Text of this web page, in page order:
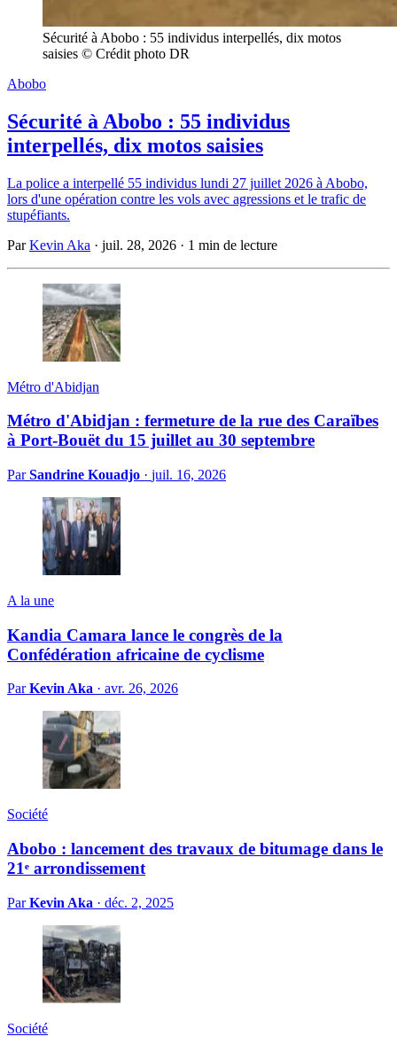
Sécurité à Abobo : 55 individus interpellés, dix motos
saisies © Crédit photo DR
Abobo
Sécurité à Abobo : 55 individus
interpellés, dix motos saisies
La police a interpellé 55 individus lundi 27 juillet 2026 à Abobo,
lors d'une opération contre les vols avec agressions et le trafic de
stupéfiants.
ParKevin Aka · juil. 28, 2026 · 1 min de lecture
Métro d'Abidjan
Métro d'Abidjan : fermeture de la rue des Caraïbes
à Port-Bouët du 15 juillet au 30 septembre
ParSandrine Kouadjo · juil. 16, 2026
A la une
Kandia Camara lance le congrès de la
Confédération africaine de cyclisme
ParKevin Aka · avr. 26, 2026
Société
Abobo : lancement des travaux de bitumage dans le
21ᵉ arrondissement
ParKevin Aka · déc. 2, 2025
Société